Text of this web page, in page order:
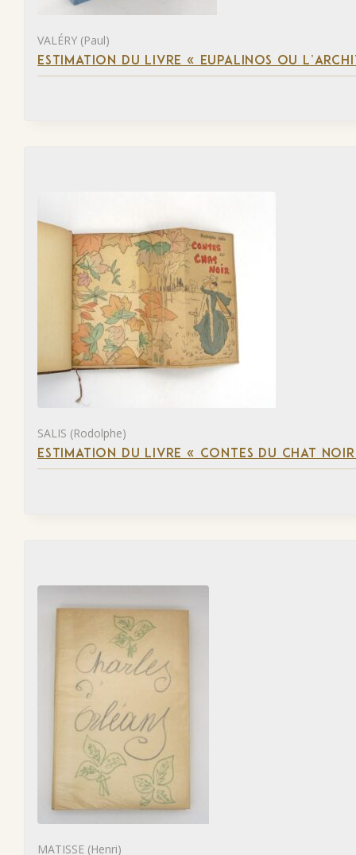
VALÉRY (Paul)
ESTIMATION DU LIVRE « EUPALINOS OU
SALIS (Rodolphe)
ESTIMATION DU LIVRE « CONTES DU CHAT
MATISSE (Henri)